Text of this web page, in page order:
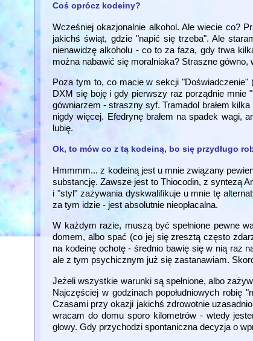
Coś oprócz kodeiny?
Wcześniej okazjonalnie alkohol. Ale wiecie co?
jakichś świąt, gdzie "napić się trzeba". Ale
nienawidzę alkoholu - co to za faza, gdy trwa
można nabawić się moralniaka? Straszne
Poza tym to, co macie w sekcji "Doświadczenie"
DXM się boję i gdy pierwszy raz porządnie mnie
gówniarzem - straszny syf. Tramadol brałem
nigdy więcej. Efedrynę brałem na spadek wagi,
lubię.
Ok, to mów co z tą kodeiną, bo się przydługo
Hmmmm... z kodeiną jest u mnie związany
substancję. Zawsze jest to Thiocodin, z syntezą
i "styl" zażywania dyskwalifikuje u mnie tę
za tym idzie - jest absolutnie nieopłacalna.
W każdym razie, muszą być spełnione pewne
domem, albo spać (co jej się zresztą często
na kodeinę ochotę - średnio bawię się w nią raz
ale z tym psychicznym już się zastanawiam.
Jeżeli wszystkie warunki są spełnione, albo
Najczęściej w godzinach popołudniowych
Czasami przy okazji jakichś zdrowotnie
wracam do domu sporo kilometrów - wtedy
głowy. Gdy przychodzi spontaniczna decyzja o